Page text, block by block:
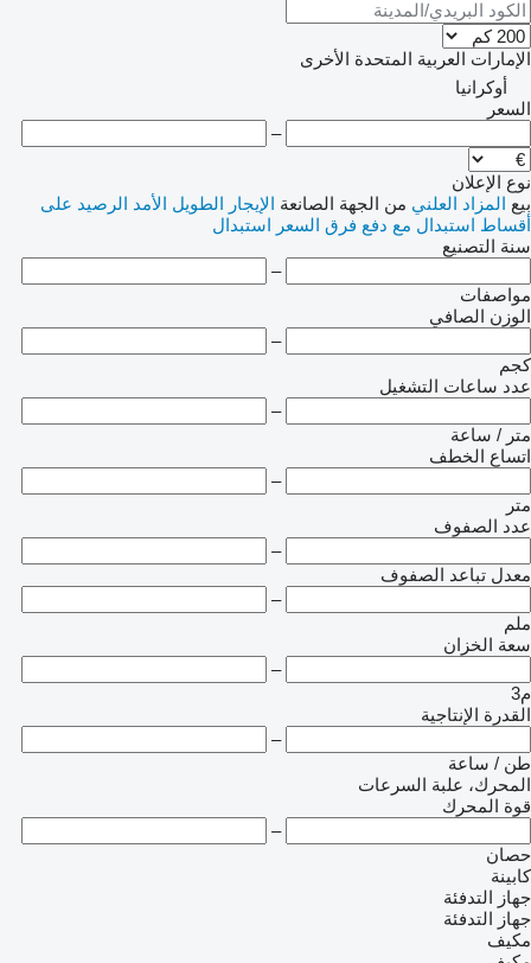
الإمارات العربية المتحدة الأخرى
أوكرانيا
السعر
–
نوع الإعلان
بيع المزاد العلني من الجهة الصانعة الإيجار الطويل الأمد الرصيد على
أقساط استبدال مع دفع فرق السعر استبدال
سنة التصنيع
–
مواصفات
الوزن الصافي
–
كجم
عدد ساعات التشغيل
–
متر / ساعة
اتساع الخطف
–
متر
عدد الصفوف
–
معدل تباعد الصفوف
–
ملم
سعة الخزان
–
م3
القدرة الإنتاجية
–
طن / ساعة
المحرك، علبة السرعات
قوة المحرك
–
حصان
كابينة
جهاز التدفئة
جهاز التدفئة
مكيف